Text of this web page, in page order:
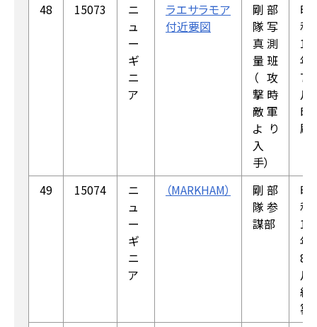
48
15073
ニ
ュ
ー
ギ
ニ
ア
ラエサラモア
付近要図
剛部
隊写
真測
量班
（攻
撃時
敵軍
より
入
手）
昭
和
18
年
7
月
印
刷
49 15074
ニ
ュ
ー
ギ
ニ
ア
（MARKHAM）
剛部
隊参
謀部
昭
和
18
年
8
月
編
纂